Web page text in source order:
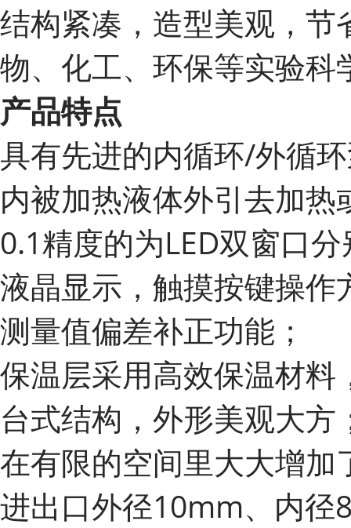
结构紧凑，造型美观，
物、化工、环保等实验
产品特点
具有先进的内循环/外循
内被加热液体外引去加
0.1精度的为LED双窗口
液晶显示，触摸按键操作
测量值偏差补正功能；
保温层采用高效保温材
台式结构，外形美观大方
在有限的空间里大大增
进出口外径10mm、内径